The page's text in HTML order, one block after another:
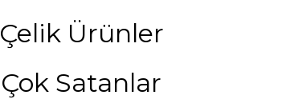
Çelik Ürünler
Çok Satanlar